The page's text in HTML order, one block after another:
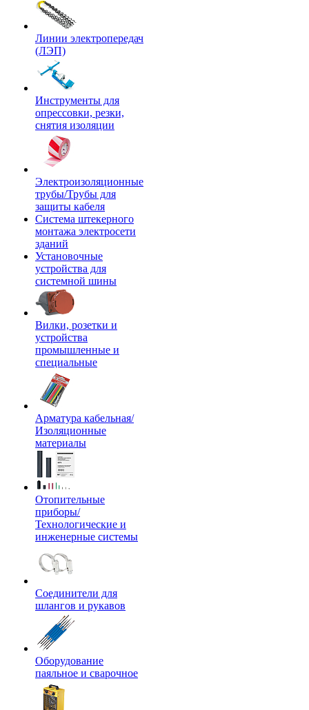
Линии электропередач
(ЛЭП)
Инструменты для
опрессовки, резки,
снятия изоляции
Электроизоляционные
трубы/Трубы для
защиты кабеля
Система штекерного
монтажа электросети
зданий
Установочные
устройства для
системной шины
Вилки, розетки и
устройства
промышленные и
специальные
Арматура кабельная/
Изоляционные
материалы
Отопительные
приборы/
Технологические и
инженерные системы
Соединители для
шлангов и рукавов
Оборудование
паяльное и сварочное